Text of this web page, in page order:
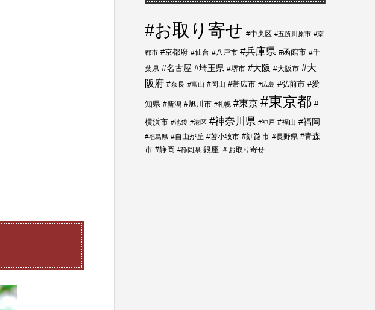
#お取り寄せ #中央区 #五所川原市 #京
都市 #京都府 #仙台 #八戸市 #兵庫県 #函館市 #千
葉県 #名古屋 #埼玉県 #堺市 #大阪 #大阪市 #大
阪府 #奈良 #富山 #岡山 #帯広市 #広島 #弘前市 #愛
知県 #新潟 #旭川市 #札幌 #東京 #東京都 #
横浜市 #池袋 #港区 #神奈川県 #神戸 #福山 #福岡
#福島県 #自由が丘 #苫小牧市 #釧路市 #長野県 #青森
市 #静岡 #静岡県 銀座 ＃お取り寄せ